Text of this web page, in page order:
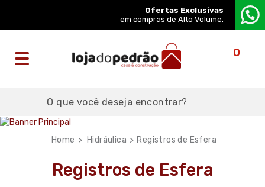
Ofertas Exclusivas
em compras de Alto Volume.
0
Hidráulica Registros de Esfera
Registros de Esfera